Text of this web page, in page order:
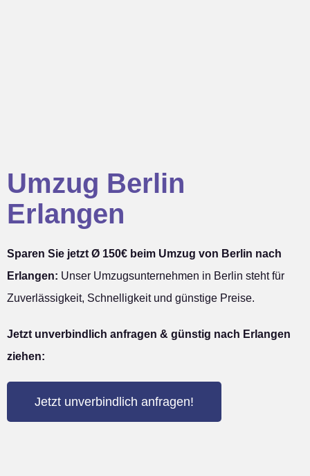
Umzug Berlin
Erlangen
Sparen Sie jetzt Ø 150€ beim Umzug von Berlin nach
Erlangen: Unser Umzugsunternehmen in Berlin steht für
Zuverlässigkeit, Schnelligkeit und günstige Preise.
Jetzt unverbindlich anfragen & günstig nach Erlangen
ziehen:
Jetzt unverbindlich anfragen!